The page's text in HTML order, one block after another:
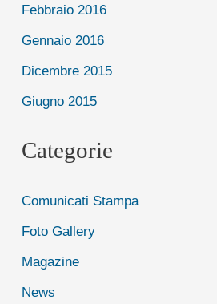
Febbraio 2016
Gennaio 2016
Dicembre 2015
Giugno 2015
Categorie
Comunicati Stampa
Foto Gallery
Magazine
News